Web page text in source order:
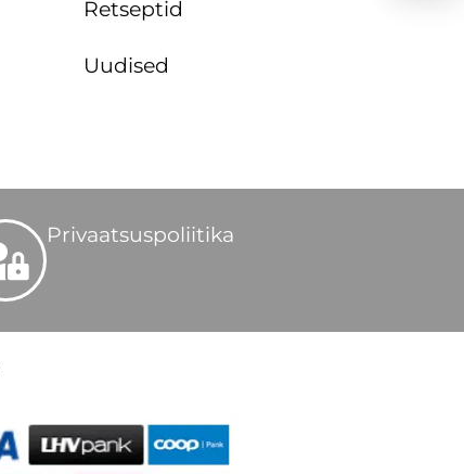
Retseptid
Uudised
Privaatsuspoliitika